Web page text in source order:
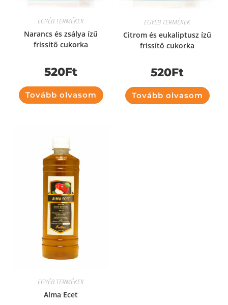
EGYÉB TERMÉKEK
Narancs és zsálya ízű
frissítő cukorka
520Ft
Tovább olvasom
EGYÉB TERMÉKEK
Citrom és eukaliptusz ízű
frissítő cukorka
520Ft
Tovább olvasom
EGYÉB TERMÉKEK
Alma Ecet